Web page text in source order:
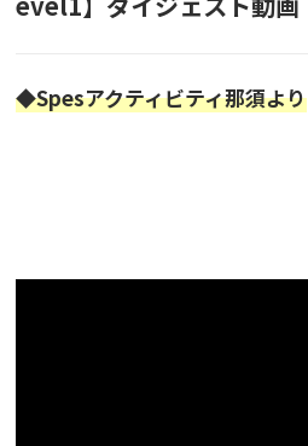
ドッグサップをはじめよう
お問い合わせ
◆Spesアクティビティ那須より